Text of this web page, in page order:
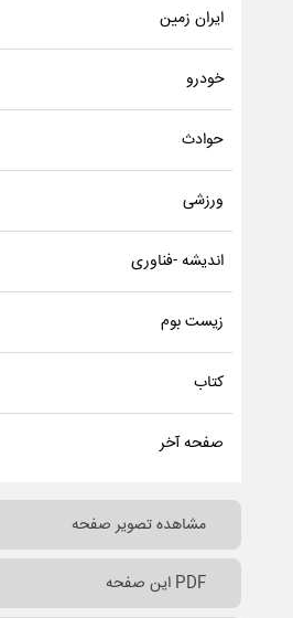
ایران زمین
خودرو
حوادث
ورزشی
اندیشه -فناوری
زیست بوم
کتاب
صفحه آخر
مشاهده تصویر صفحه
PDF این صفحه